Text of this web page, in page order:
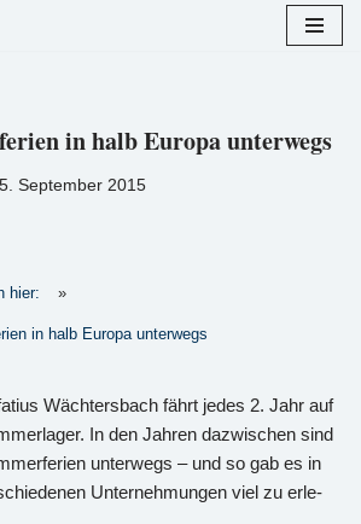
in halb Europa unterwegs
September 2015
hier: »
in halb Europa unterwegs
Wäch­ters­bach fährt jedes 2. Jahr auf
In den Jah­ren da­zwi­schen sind
un­ter­wegs – und so gab es in
Un­ter­neh­mun­gen viel zu er­le­